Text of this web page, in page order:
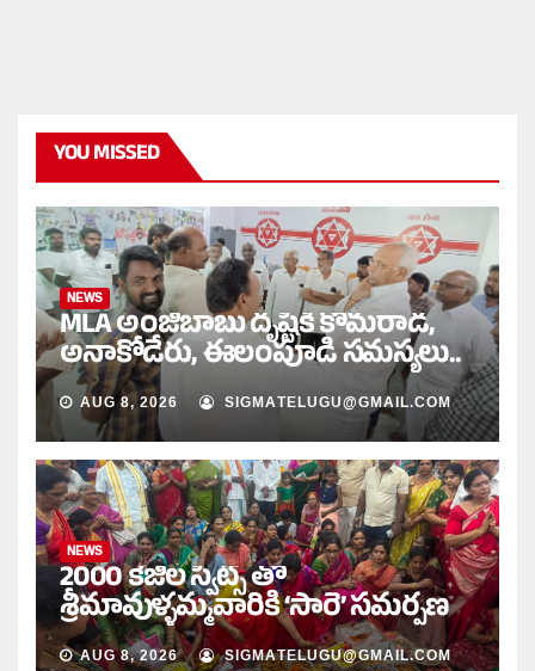
YOU MISSED
NEWS
MLA అంజిబాబు దృష్టికి కొమరాడ,
అనాకోడేరు, ఈలంపూడి సమస్యలు..
AUG 8, 2026 SIGMATELUGU@GMAIL.COM
NEWS
2000 కేజీల స్వీట్స్ తో
శ్రీమావుళ్ళమ్మవారికి ‘సారె’ సమర్పణ
AUG 8, 2026 SIGMATELUGU@GMAIL.COM